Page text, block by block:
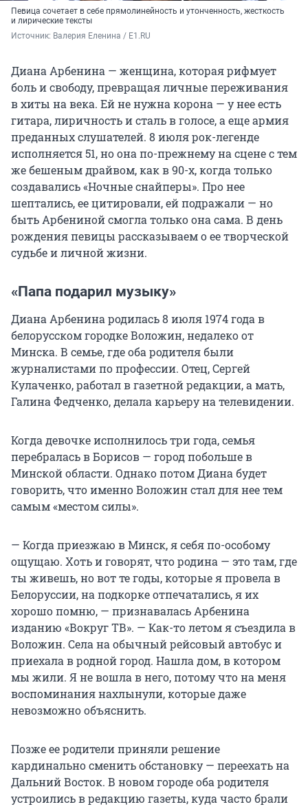
Певица сочетает в себе прямолинейность и утонченность, жесткость
и лирические тексты
Источник: Валерия Еленина / E1.RU
Диана Арбенина — женщина, которая рифмует
боль и свободу, превращая личные переживания
в хиты на века. Ей не нужна корона — у нее есть
гитара, лиричность и сталь в голосе, а еще армия
преданных слушателей. 8 июля рок-легенде
исполняется 51, но она по-прежнему на сцене с тем
же бешеным драйвом, как в 90-х, когда только
создавались «Ночные снайперы». Про нее
шептались, ее цитировали, ей подражали — но
быть Арбениной смогла только она сама. В день
рождения певицы рассказываем о ее творческой
судьбе и личной жизни.
«Папа подарил музыку»
Диана Арбенина родилась 8 июля 1974 года в
белорусском городке Воложин, недалеко от
Минска. В семье, где оба родителя были
журналистами по профессии. Отец, Сергей
Кулаченко, работал в газетной редакции, а мать,
Галина Федченко, делала карьеру на телевидении.
Когда девочке исполнилось три года, семья
перебралась в Борисов — город побольше в
Минской области. Однако потом Диана будет
говорить, что именно Воложин стал для нее тем
самым «местом силы».
— Когда приезжаю в Минск, я себя по-особому
ощущаю. Хоть и говорят, что родина — это там, где
ты живешь, но вот те годы, которые я провела в
Белоруссии, на подкорке отпечатались, я их
хорошо помню, — признавалась Арбенина
изданию «Вокруг ТВ». — Как-то летом я съездила в
Воложин. Села на обычный рейсовый автобус и
приехала в родной город. Нашла дом, в котором
мы жили. Я не вошла в него, потому что на меня
воспоминания нахлынули, которые даже
невозможно объяснить.
Позже ее родители приняли решение
кардинально сменить обстановку — переехать на
Дальний Восток. В новом городе оба родителя
устроились в редакцию газеты, куда часто брали